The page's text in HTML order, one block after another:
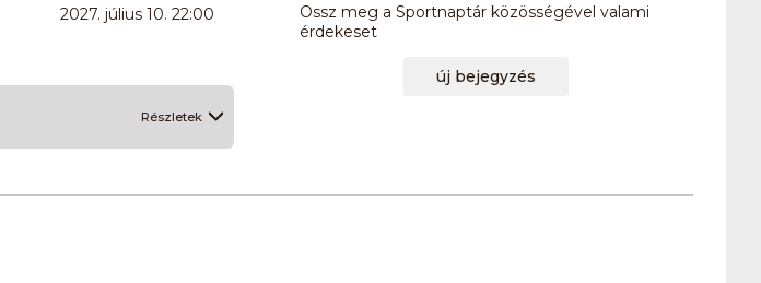
2027. július 10. 22:00
Részletek
Ossz meg a Sportnaptár közösségével valami
érdekeset
új bejegyzés